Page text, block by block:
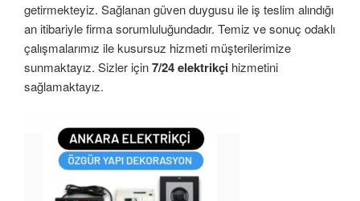
getirmekteyiz. Sağlanan güven duygusu ile iş teslim alındığı
an itibariyle firma sorumluluğundadır. Temiz ve sonuç odaklı
çalışmalarımız ile kusursuz hizmeti müşterilerimize
sunmaktayız. Sizler için7/24 elektrikçi hizmetini
sağlamaktayız.